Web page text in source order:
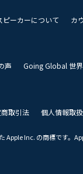
ピーカーについて
カ
声 Going Global 世
取引法 個人情報取
Inc. の商標です。